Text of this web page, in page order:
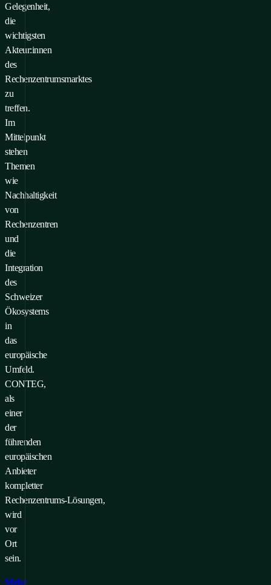
Gelegenheit,
die
wichtigsten
Akteur:innen
des
Rechenzentrumsmarktes
zu
treffen.
Im
Mittelpunkt
stehen
Themen
wie
Nachhaltigkeit
von
Rechenzentren
und
die
Integration
des
Schweizer
Ökosystems
in
das
europäische
Umfeld.
CONTEG,
als
einer
der
führenden
europäischen
Anbieter
kompletter
Rechenzentrums‑Lösungen,
wird
vor
Ort
sein.
Mehr